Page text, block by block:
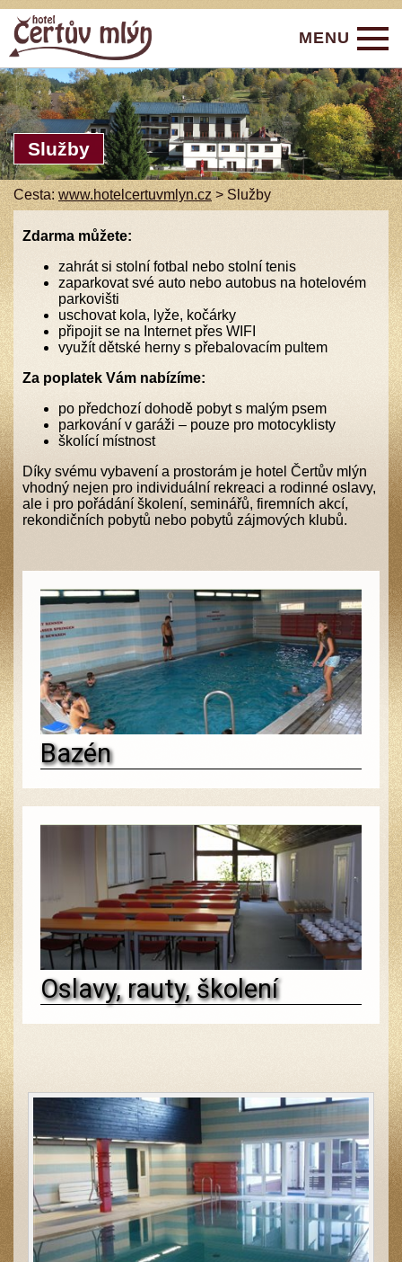
MENU
Úvod
Ubytování
Restaurace
Služby
Aktivity
Ceník
Fotogalerie
Video
Rezervace
Kontakt
Služby
Cesta:www.hotelcertuvmlyn.cz >Služby
Zdarma můžete:
zahrát si stolní fotbal nebo stolní tenis
zaparkovat své auto nebo autobus na hotelovém
parkovišti
uschovat kola, lyže, kočárky
připojit se na Internet přes WIFI
využít dětské herny s přebalovacím pultem
Za poplatek Vám nabízíme:
po předchozí dohodě pobyt s malým psem
parkování v garáži – pouze pro motocyklisty
školící místnost
Díky svému vybavení a prostorám je hotel Čertův mlýn
vhodný nejen pro individuální rekreaci a rodinné oslavy,
ale i pro pořádání školení, seminářů, firemních akcí,
rekondičních pobytů nebo pobytů zájmových klubů.
Bazén
Oslavy, rauty, školení